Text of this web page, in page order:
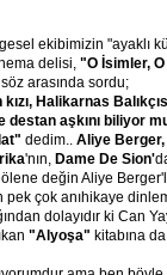
ekibimizin "ayaklı
delisi, "O İsimler,
arasında sordu;
Halikarnas
destan aşkını biliyor
dedim.. Aliye Berger,
'nın, Dame De Sion'
değin Aliye
pek çok anıhikaye
dolayıdır ki Can
"Alyoşa" kitabına